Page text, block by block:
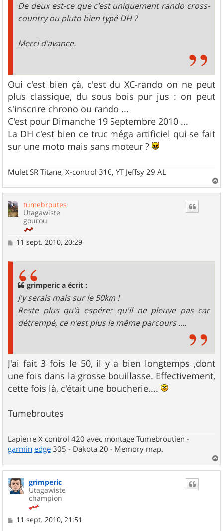
De deux est-ce que c'est uniquement rando cross-
country ou pluto bien typé DH ?
Merci d'avance.
Oui c'est bien çà, c'est du XC-rando on ne peut
plus classique, du sous bois pur jus : on peut
s'inscrire chrono ou rando ...
C'est pour Dimanche 19 Septembre 2010 ...
La DH c'est bien ce truc méga artificiel qui se fait
sur une moto mais sans moteur ?
Mulet SR Titane, X-control 310, YT Jeffsy 29 AL
a
tumebroutes
Utagawiste
gourou
M11 sept. 2010, 20:29
grimperic a écrit :
J'y serais mais sur le 50km !
Reste plus qu'à espérer qu'il ne pleuve pas car
détrempé, ce n'est plus le même parcours ....
J'ai fait 3 fois le 50, il y a bien longtemps ,dont
une fois dans la grosse bouillasse. Effectivement,
cette fois là, c'était une boucherie....
Tumebroutes
Lapierre X control 420 avec montage Tumebroutien -
garmin edge 305 - Dakota 20 - Memory map.
a
grimperic
Utagawiste
champion
M11 sept. 2010, 21:51